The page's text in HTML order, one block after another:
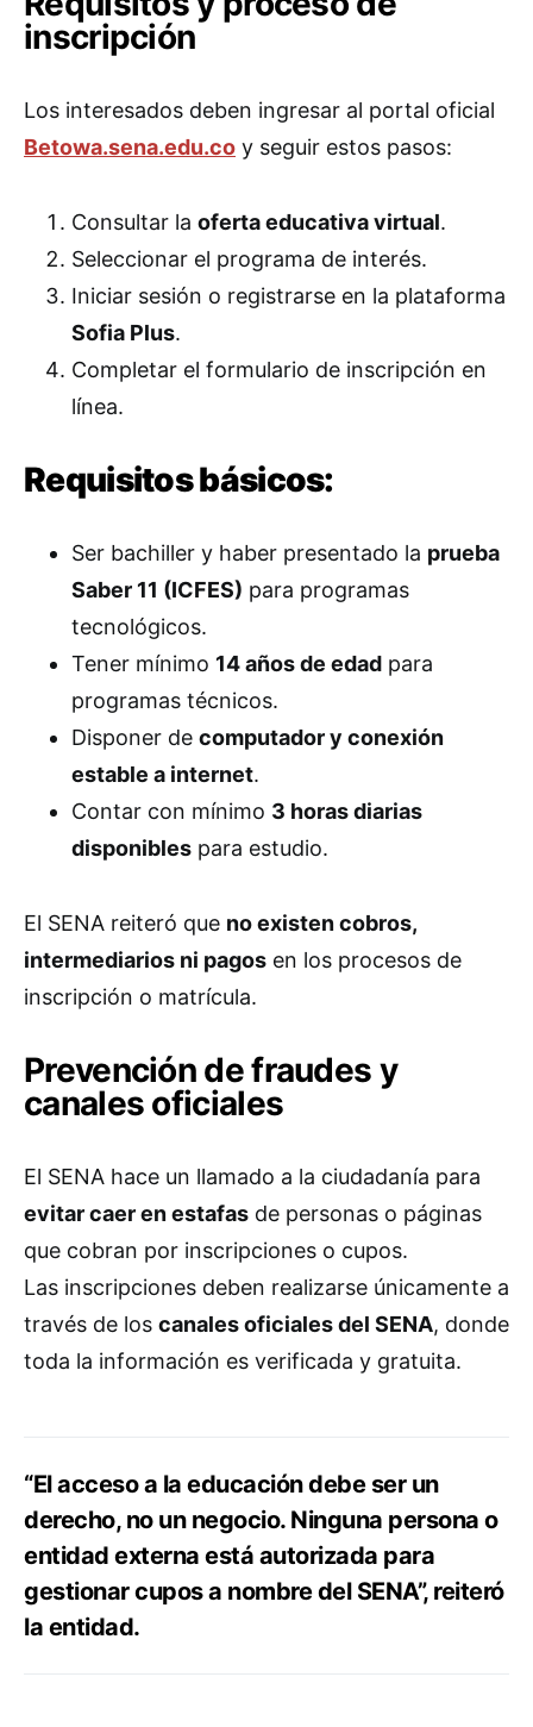
inscripción
Los interesados deben ingresar al portal oficial
Betowa.sena.edu.co y seguir estos pasos:
Consultar la oferta educativa virtual.
Seleccionar el programa de interés.
Iniciar sesión o registrarse en la plataforma
Sofia Plus.
Completar el formulario de inscripción en
línea.
Requisitos básicos:
Ser bachiller y haber presentado la prueba
Saber 11 (ICFES) para programas
tecnológicos.
Tener mínimo 14 años de edad para
programas técnicos.
Disponer de computador y conexión
estable a internet.
Contar con mínimo 3 horas diarias
disponibles para estudio.
El SENA reiteró que no existen cobros,
intermediarios ni pagos en los procesos de
inscripción o matrícula.
Prevención de fraudes y
canales oficiales
El SENA hace un llamado a la ciudadanía para
evitar caer en estafas de personas o páginas
que cobran por inscripciones o cupos.
Las inscripciones deben realizarse únicamente a
través de los canales oficiales del SENA, donde
toda la información es verificada y gratuita.
“El acceso a la educación debe ser un
derecho, no un negocio. Ninguna persona o
entidad externa está autorizada para
gestionar cupos a nombre del SENA”, reiteró
la entidad.